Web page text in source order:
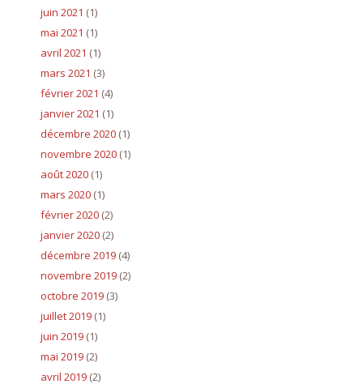
juin 2021 (1)
mai 2021 (1)
avril 2021 (1)
mars 2021 (3)
février 2021 (4)
janvier 2021 (1)
décembre 2020 (1)
novembre 2020 (1)
août 2020 (1)
mars 2020 (1)
février 2020 (2)
janvier 2020 (2)
décembre 2019 (4)
novembre 2019 (2)
octobre 2019 (3)
juillet 2019 (1)
juin 2019 (1)
mai 2019 (2)
avril 2019 (2)